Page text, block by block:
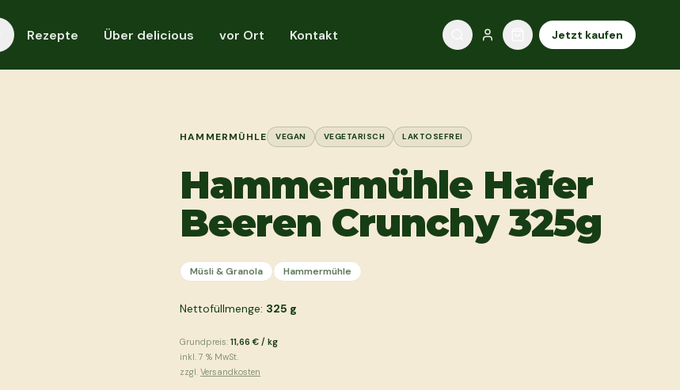
Rezepte Über delicious vor Ort Kontakt Jetzt kaufen
HAMMERMÜHLE VEGAN VEGETARISCH LAKTOSEFREI
Hammermühle Hafer
Beeren Crunchy 325g
Müsli & Granola Hammermühle
Nettofüllmenge: 325 g
Grundpreis: 11,66 € / kg
inkl. 7 % MwSt.
zzgl. Versandkosten